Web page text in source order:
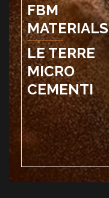
FBM
MATERIALS
LE TERRE
MICRO
CEMENTI